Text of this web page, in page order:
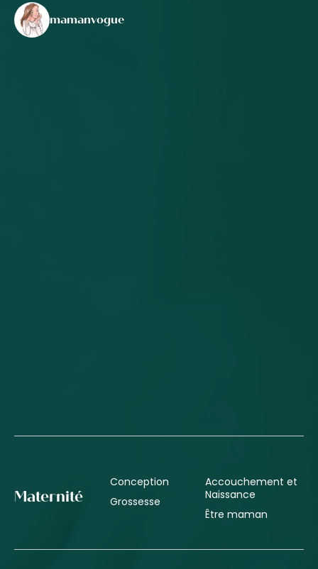
mamanvogue
Maternité
Conception
Grossesse
Accouchement et
Naissance
Être maman